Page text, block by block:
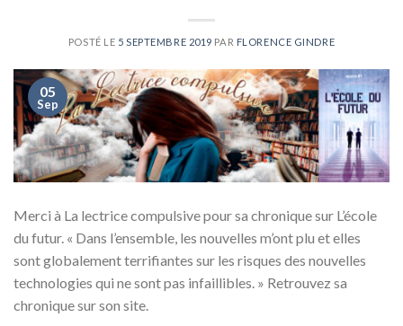
POSTÉ LE 5 SEPTEMBRE 2019 PAR FLORENCE GINDRE
05
Sep
Merci à La lectrice compulsive pour sa chronique sur L’école
du futur. « Dans l’ensemble, les nouvelles m’ont plu et elles
sont globalement terrifiantes sur les risques des nouvelles
technologies qui ne sont pas infaillibles. » Retrouvez sa
chronique sur son site.